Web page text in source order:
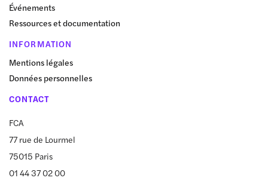
Événements
Ressources et documentation
INFORMATION
Mentions légales
Données personnelles
CONTACT
FCA
77 rue de Lourmel
75015 Paris
01 44 37 02 00